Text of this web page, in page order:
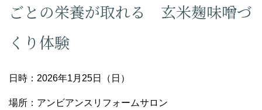
ごとの栄養が取れる 玄米麹味噌づ
くり体験
日時：2026年1月25日（日）
場所：アンビアンスリフォームサロン